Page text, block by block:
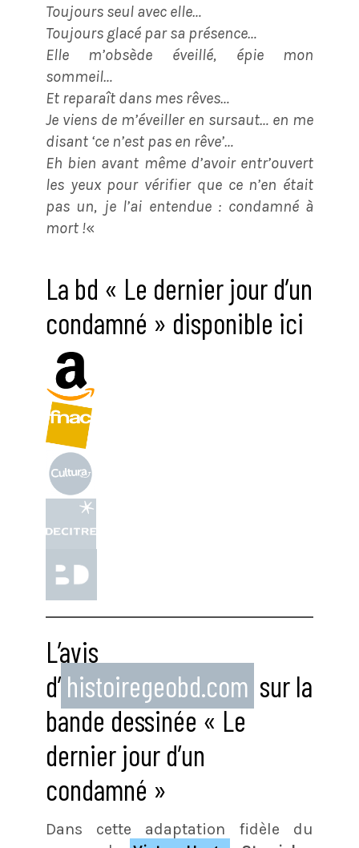
Toujours seul avec elle…
Toujours glacé par sa présence…
Elle m’obsède éveillé, épie mon
sommeil…
Et reparaît dans mes rêves…
Je viens de m’éveiller en sursaut… en me
disant ‘ce n’est pas en rêve’…
Eh bien avant même d’avoir entr’ouvert
les yeux pour vérifier que ce n’en était
pas un, je l’ai entendue : condamné à
mort !«
La bd « Le dernier jour d’un
condamné » disponible ici
L’avis
d’ histoiregeobd.com sur la
bande dessinée « Le
dernier jour d’un
condamné »
Dans cette adaptation fidèle du